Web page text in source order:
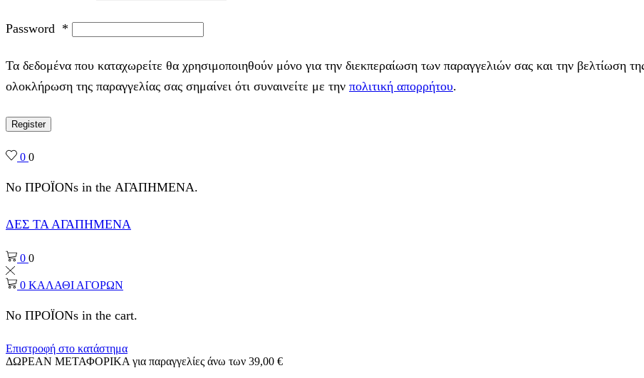
Password *
Τα δεδομένα που καταχωρείτε θα χρησιμοποιηθούν μόνο για την διεκπεραίωση των παραγγελιών σας και την βελτίωση
ολοκλήρωση της παραγγελίας σας σημαίνει ότι συναινείτε με την πολιτική απορρήτου.
Register
0 0
No ΠΡΟΪΟΝs in the ΑΓΑΠΗΜΕΝΑ.
ΔΕΣ ΤΑ ΑΓΑΠΗΜΕΝΑ
0 0
0 ΚΑΛΑΘΙ ΑΓΟΡΩΝ
No ΠΡΟΪΟΝs in the cart.
Επιστροφή στο κατάστημα
ΔΩΡΕΑΝ ΜΕΤΑΦΟΡΙΚΑ για παραγγελίες άνω των 39,00 €